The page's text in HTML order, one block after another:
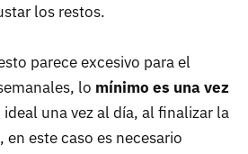
los restos.
parece excesivo para el
lo mínimo es una vez
ideal una vez al día, al finalizar la
este caso es necesario